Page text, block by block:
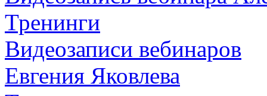
Тренинги
Видеозаписи вебинаров
Евгения Яковлева